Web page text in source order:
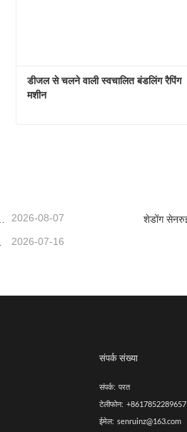
डीजल से चलने वाली स्वचालित बंडलिंग रैपिंग
मशीन
2026-08-07
2026-07-16
संपर्क संख्या
संपर्क: परत
टेलीफोन: +8617852289657
ईमेल: senruinz@163.com